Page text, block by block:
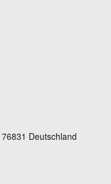
76831 Deutschland